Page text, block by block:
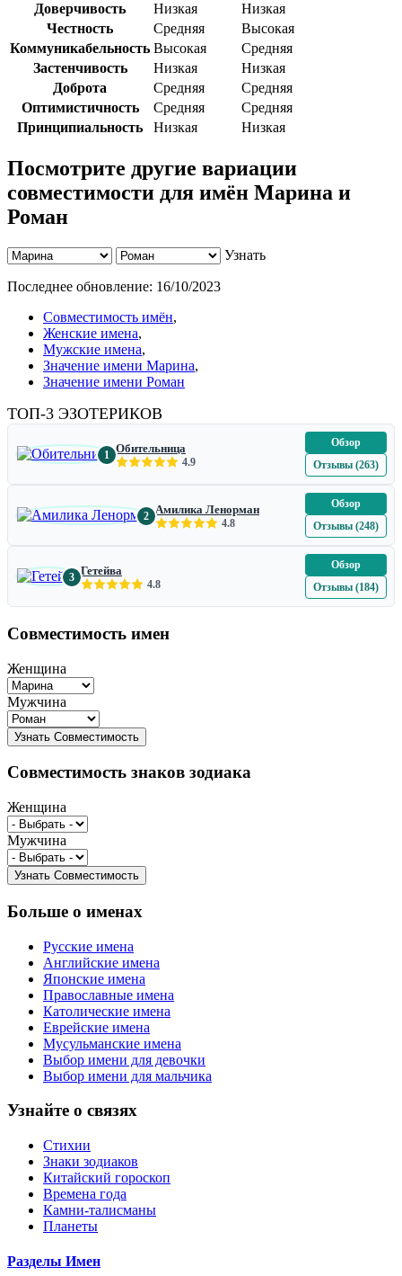
Доверчивость Низкая
Низкая
Честность
Средняя
Высокая
Коммуникабельность Высокая
Средняя
Застенчивость
Низкая
Низкая
Доброта
Средняя
Средняя
Оптимистичность
Средняя
Средняя
Принципиальность
Низкая Низкая
Посмотрите другие вариации
совместимости для имён Марина и
Роман
Узнать
Последнее обновление: 16/10/2023
Совместимость имён,
Женские имена,
Мужские имена,
Значение имени Марина,
Значение имени Роман
ТОП-3 ЭЗОТЕРИКОВ
1 Обительница
4.9
Обзор
Отзывы (263)
2 Амилика Ленорман
4.8
Обзор
Отзывы (248)
3 Гетейва
4.8
Обзор
Отзывы (184)
Совместимость имен
Женщина
Мужчина
Совместимость знаков зодиака
Женщина
Мужчина
Больше о именах
Русские имена
Английские имена
Японские имена
Православные имена
Католические имена
Еврейские имена
Мусульманские имена
Выбор имени для девочки
Выбор имени для мальчика
Узнайте о связях
Стихии
Знаки зодиаков
Китайский гороскоп
Времена года
Камни-талисманы
Планеты
Разделы Имен